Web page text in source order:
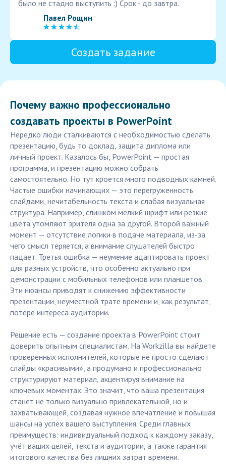
было не стадно выступить :) Срок - до завтра.
Павел Рощин
Создать задание
Почему важно профессионально
создавать проекты в PowerPoint
Нередко люди сталкиваются с необходимостью сделать
презентацию, будь то доклад, защита диплома или
личный проект. Казалось бы, PowerPoint — простая
программа, и презентацию можно собрать
самостоятельно. Но тут кроется много подводных камней.
Частые ошибки начинающих — это перегруженность
слайдами, нечитабельность текста и слабая визуальная
структура. Например, слишком мелкий шрифт или резкие
цвета утомляют зрителя одна за другой. Второй важный
момент — отсутствие логики в подаче материала, из-за
чего смысл теряется, а внимание слушателей быстро
падает. Третья ошибка — неумение адаптировать проект
для разных устройств, что особенно актуально при
демонстрации с мобильных телефонов или планшетов.
Эти нюансы приводят к снижению эффективности
презентации, неуместной трате времени и, как результат,
потере интереса аудитории.
Решение есть — создание проекта в PowerPoint стоит
доверить опытным специалистам. На Workzilla вы найдете
проверенных исполнителей, которые не просто сделают
слайды «красивыми», а продумано и профессионально
структурируют материал, акцентируя внимание на
ключевых моментах. Это значит, что ваша презентация
станет не только визуально привлекательной, но и
захватывающей, создавая нужное впечатление и повышая
шансы на успех вашего выступления. Среди главных
преимуществ: индивидуальный подход к каждому заказу,
учёт ваших целей, текста и аудитории, а также гарантия
итогового качества без лишних затрат времени.